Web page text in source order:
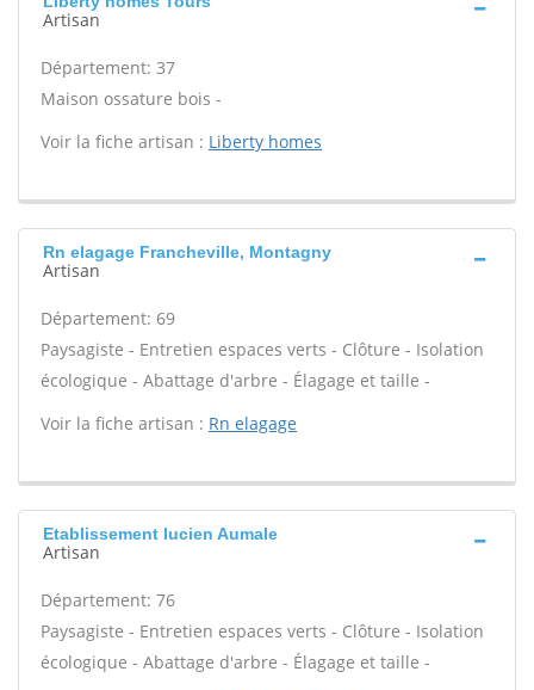
Artisan
Département: 37
Maison ossature bois -
Voir la fiche artisan : Liberty homes
Rn elagage Francheville, Montagny
Artisan
Département: 69
Paysagiste - Entretien espaces verts - Clôture - Isolation
écologique - Abattage d'arbre - Élagage et taille -
Voir la fiche artisan : Rn elagage
Etablissement lucien Aumale
Artisan
Département: 76
Paysagiste - Entretien espaces verts - Clôture - Isolation
écologique - Abattage d'arbre - Élagage et taille -